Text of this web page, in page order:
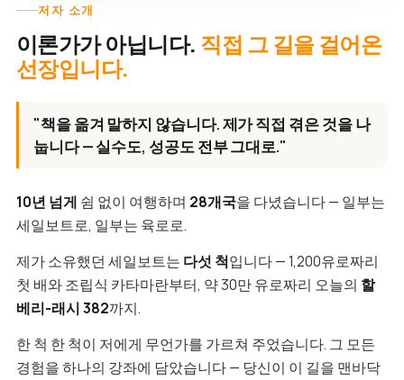
저자 소개
이론가가 아닙니다. 직접 그 길을 걸어온
선장입니다.
"책을 옮겨 말하지 않습니다. 제가 직접 겪은 것을 나
눕니다 — 실수도, 성공도 전부 그대로."
10년 넘게 쉼 없이 여행하며 28개국을 다녔습니다 — 일부는
세일보트로, 일부는 육로로.
제가 소유했던 세일보트는 다섯 척입니다 — 1,200유로짜리
첫 배와 조립식 카타마란부터, 약 30만 유로짜리 오늘의 할
베리-래시 382까지.
한 척 한 척이 저에게 무언가를 가르쳐 주었습니다. 그 모든
경험을 하나의 강좌에 담았습니다 — 당신이 이 길을 맨바닥